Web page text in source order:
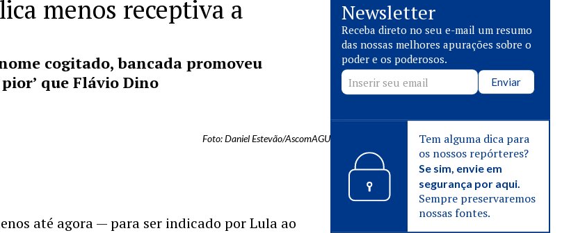
menos receptiva a
cogitado, bancada promoveu
que Flávio Dino
Foto: Daniel Estevão/AscomAGU
até agora — para ser indicado por Lula ao
Newsletter
Receba direto no seu e-mail um resumo
das nossas melhores apurações sobre o
poder e os poderosos.
Enviar
Tem alguma dica para
os nossos repórteres?
Se sim, envie em
segurança por aqui.
Sempre preservaremos
nossas fontes.